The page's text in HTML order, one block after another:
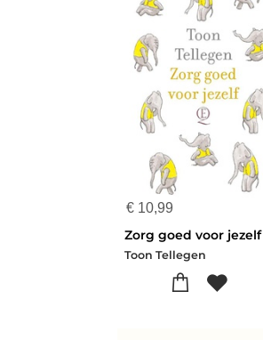
€ 10,99
Zorg goed voor jezelf
Toon Tellegen